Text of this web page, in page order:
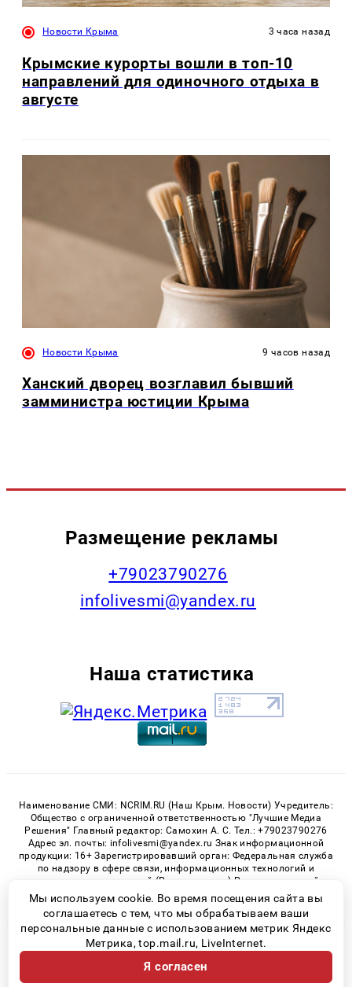
Новости Крыма 3 часа назад
Крымские курорты вошли в топ-10
направлений для одиночного отдыха в
августе
Новости Крыма 9 часов назад
Ханский дворец возглавил бывший
замминистра юстиции Крыма
Размещение рекламы
+79023790276
infolivesmi@yandex.ru
Наша статистика
Наименование СМИ: NCRIM.RU (Наш Крым. Новости) Учредитель:
Общество с ограниченной ответственностью "Лучшие Медиа
Решения" Главный редактор: Самохин А. С. Тел.: +79023790276
Адрес эл. почты: infolivesmi@yandex.ru Знак информационной
продукции: 16+ Зарегистрировавший орган: Федеральная служба
по надзору в сфере связи, информационных технологий и
массовых коммуникаций (Роскомнадзор) Регистрационный
номер СМИ ЭЛ № ФС 77 - 81150 от 02.06.2021
© 2026 «nCrim.ru» | Все права защищены
Возрастная категория сайта 16+
Политика конфиденциальности
Мы используем cookie. Во время посещения сайта вы
соглашаетесь с тем, что мы обрабатываем ваши
персональные данные с использованием метрик Яндекс
Метрика, top.mail.ru, LiveInternet.
Я согласен